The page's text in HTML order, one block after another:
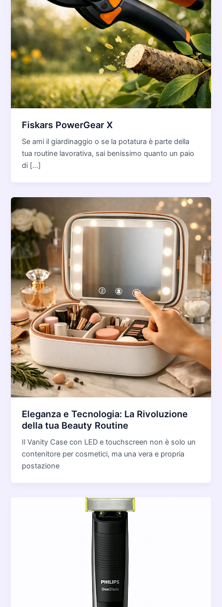
Fiskars PowerGear X
Se ami il giardinaggio o se la potatura è parte della
tua routine lavorativa, sai benissimo quanto un paio
di […]
Eleganza e Tecnologia: La Rivoluzione
della tua Beauty Routine
Il Vanity Case con LED e touchscreen non è solo un
contenitore per cosmetici, ma una vera e propria
postazione